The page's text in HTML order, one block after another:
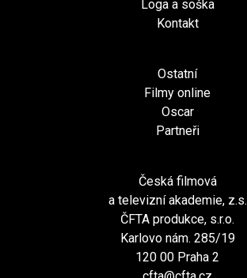
Loga a soška
Kontakt
Ostatní
Filmy online
Oscar
Partneři
Česká filmová
a televizní akademie, z.s.
ČFTA produkce, s.r.o.
Karlovo nám. 285/19
120 00 Praha 2